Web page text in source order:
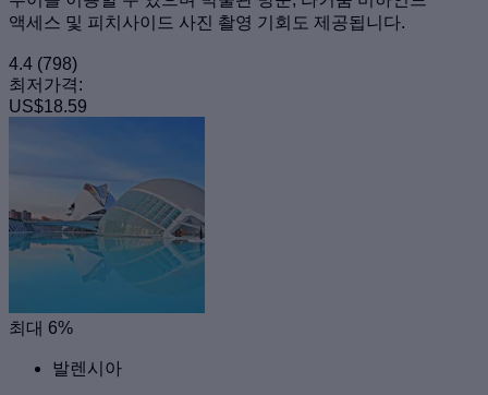
액세스 및 피치사이드 사진 촬영 기회도 제공됩니다.
4.4 (798)
최저가격:
US$18.59
최대 6%
발렌시아